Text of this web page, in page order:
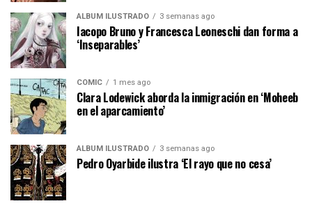
ÁLBUM ILUSTRADO 3 semanas ago
Iacopo Bruno y Francesca Leoneschi dan forma a
‘Inseparables’
CÓMIC 1 mes ago
Clara Lodewick aborda la inmigración en ‘Moheeb
en el aparcamiento’
ÁLBUM ILUSTRADO 3 semanas ago
Pedro Oyarbide ilustra ‘El rayo que no cesa’